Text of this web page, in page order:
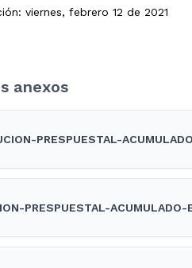
viernes, febrero 12 de 2021
anexos
PRESPUESTAL-
PRESPUESTAL-